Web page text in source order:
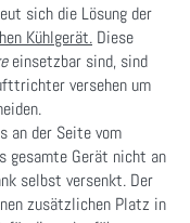
sich die Lösung der
Kühlgerät. Diese
einsetzbar sind, sind
versehen um
an der Seite vom
gesamte Gerät nicht an
selbst versenkt. Der
zusätzlichen Platz in